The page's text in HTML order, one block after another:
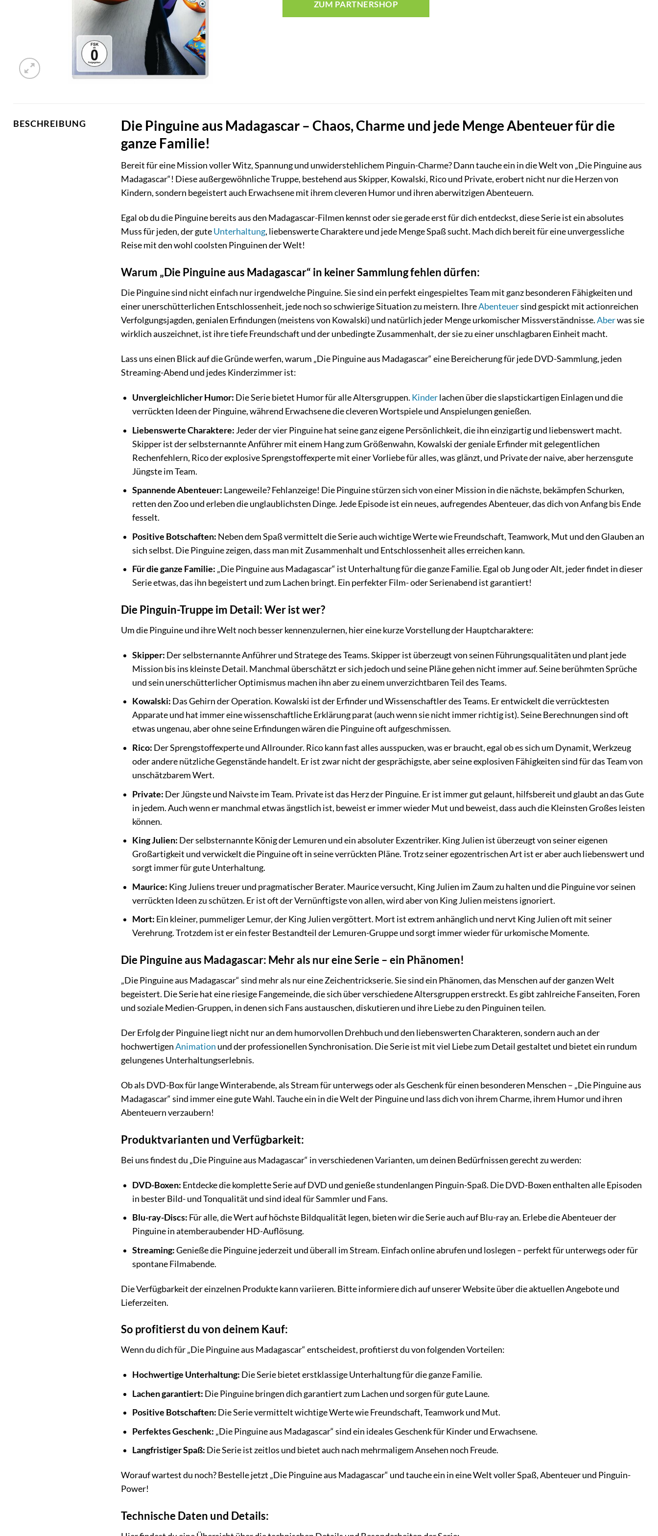
ZUM PARTNERSHOP
BESCHREIBUNG
Die Pinguine aus Madagascar – Chaos, Charme und jede Menge Abenteuer für die
ganze Familie!
Bereit für eine Mission voller Witz, Spannung und unwiderstehlichem Pinguin-Charme? Dann tauche ein in die Welt von „Die Pinguine aus
Madagascar“! Diese außergewöhnliche Truppe, bestehend aus Skipper, Kowalski, Rico und Private, erobert nicht nur die Herzen von
Kindern, sondern begeistert auch Erwachsene mit ihrem cleveren Humor und ihren aberwitzigen Abenteuern.
Egal ob du die Pinguine bereits aus den Madagascar-Filmen kennst oder sie gerade erst für dich entdeckst, diese Serie ist ein absolutes
Muss für jeden, der guteUnterhaltung, liebenswerte Charaktere und jede Menge Spaß sucht. Mach dich bereit für eine unvergessliche
Reise mit den wohl coolsten Pinguinen der Welt!
Warum „Die Pinguine aus Madagascar“ in keiner Sammlung fehlen dürfen:
Die Pinguine sind nicht einfach nur irgendwelche Pinguine. Sie sind ein perfekt eingespieltes Team mit ganz besonderen Fähigkeiten und
einer unerschütterlichen Entschlossenheit, jede noch so schwierige Situation zu meistern. IhreAbenteuersind gespickt mit actionreichen
Verfolgungsjagden, genialen Erfindungen (meistens von Kowalski) und natürlich jeder Menge urkomischer Missverständnisse.Aberwas sie
wirklich auszeichnet, ist ihre tiefe Freundschaft und der unbedingte Zusammenhalt, der sie zu einer unschlagbaren Einheit macht.
Lass uns einen Blick auf die Gründe werfen, warum „Die Pinguine aus Madagascar“ eine Bereicherung für jede DVD-Sammlung, jeden
Streaming-Abend und jedes Kinderzimmer ist:
Unvergleichlicher Humor: Die Serie bietet Humor für alle Altersgruppen. Kinderlachen über die slapstickartigen Einlagen und die
verrückten Ideen der Pinguine, während Erwachsene die cleveren Wortspiele und Anspielungen genießen.
Liebenswerte Charaktere: Jeder der vier Pinguine hat seine ganz eigene Persönlichkeit, die ihn einzigartig und liebenswert macht.
Skipper ist der selbsternannte Anführer mit einem Hang zum Größenwahn, Kowalski der geniale Erfinder mit gelegentlichen
Rechenfehlern, Rico der explosive Sprengstoffexperte mit einer Vorliebe für alles, was glänzt, und Private der naive, aber herzensgute
Jüngste im Team.
Spannende Abenteuer: Langeweile? Fehlanzeige! Die Pinguine stürzen sich von einer Mission in die nächste, bekämpfen Schurken,
retten den Zoo und erleben die unglaublichsten Dinge. Jede Episode ist ein neues, aufregendes Abenteuer, das dich von Anfang bis Ende
fesselt.
Positive Botschaften: Neben dem Spaß vermittelt die Serie auch wichtige Werte wie Freundschaft, Teamwork, Mut und den Glauben an
sich selbst. Die Pinguine zeigen, dass man mit Zusammenhalt und Entschlossenheit alles erreichen kann.
Für die ganze Familie: „Die Pinguine aus Madagascar“ ist Unterhaltung für die ganze Familie. Egal ob Jung oder Alt, jeder findet in dieser
Serie etwas, das ihn begeistert und zum Lachen bringt. Ein perfekter Film- oder Serienabend ist garantiert!
Die Pinguin-Truppe im Detail: Wer ist wer?
Um die Pinguine und ihre Welt noch besser kennenzulernen, hier eine kurze Vorstellung der Hauptcharaktere:
Skipper: Der selbsternannte Anführer und Stratege des Teams. Skipper ist überzeugt von seinen Führungsqualitäten und plant jede
Mission bis ins kleinste Detail. Manchmal überschätzt er sich jedoch und seine Pläne gehen nicht immer auf. Seine berühmten Sprüche
und sein unerschütterlicher Optimismus machen ihn aber zu einem unverzichtbaren Teil des Teams.
Kowalski: Das Gehirn der Operation. Kowalski ist der Erfinder und Wissenschaftler des Teams. Er entwickelt die verrücktesten
Apparate und hat immer eine wissenschaftliche Erklärung parat (auch wenn sie nicht immer richtig ist). Seine Berechnungen sind oft
etwas ungenau, aber ohne seine Erfindungen wären die Pinguine oft aufgeschmissen.
Rico: Der Sprengstoffexperte und Allrounder. Rico kann fast alles ausspucken, was er braucht, egal ob es sich um Dynamit, Werkzeug
oder andere nützliche Gegenstände handelt. Er ist zwar nicht der gesprächigste, aber seine explosiven Fähigkeiten sind für das Team von
unschätzbarem Wert.
Private: Der Jüngste und Naivste im Team. Private ist das Herz der Pinguine. Er ist immer gut gelaunt, hilfsbereit und glaubt an das Gute
in jedem. Auch wenn er manchmal etwas ängstlich ist, beweist er immer wieder Mut und beweist, dass auch die Kleinsten Großes leisten
können.
King Julien: Der selbsternannte König der Lemuren und ein absoluter Exzentriker. King Julien ist überzeugt von seiner eigenen
Großartigkeit und verwickelt die Pinguine oft in seine verrückten Pläne. Trotz seiner egozentrischen Art ist er aber auch liebenswert und
sorgt immer für gute Unterhaltung.
Maurice: King Juliens treuer und pragmatischer Berater. Maurice versucht, King Julien im Zaum zu halten und die Pinguine vor seinen
verrückten Ideen zu schützen. Er ist oft der Vernünftigste von allen, wird aber von King Julien meistens ignoriert.
Mort: Ein kleiner, pummeliger Lemur, der King Julien vergöttert. Mort ist extrem anhänglich und nervt King Julien oft mit seiner
Verehrung. Trotzdem ist er ein fester Bestandteil der Lemuren-Gruppe und sorgt immer wieder für urkomische Momente.
Die Pinguine aus Madagascar: Mehr als nur eine Serie – ein Phänomen!
„Die Pinguine aus Madagascar“ sind mehr als nur eine Zeichentrickserie. Sie sind ein Phänomen, das Menschen auf der ganzen Welt
begeistert. Die Serie hat eine riesige Fangemeinde, die sich über verschiedene Altersgruppen erstreckt. Es gibt zahlreiche Fanseiten, Foren
und soziale Medien-Gruppen, in denen sich Fans austauschen, diskutieren und ihre Liebe zu den Pinguinen teilen.
Der Erfolg der Pinguine liegt nicht nur an dem humorvollen Drehbuch und den liebenswerten Charakteren, sondern auch an der
hochwertigenAnimation und der professionellen Synchronisation. Die Serie ist mit viel Liebe zum Detail gestaltet und bietet ein rundum
gelungenes Unterhaltungserlebnis.
Ob als DVD-Box für lange Winterabende, als Stream für unterwegs oder als Geschenk für einen besonderen Menschen – „Die Pinguine aus
Madagascar“ sind immer eine gute Wahl. Tauche ein in die Welt der Pinguine und lass dich von ihrem Charme, ihrem Humor und ihren
Abenteuern verzaubern!
Produktvarianten und Verfügbarkeit:
Bei uns findest du „Die Pinguine aus Madagascar“ in verschiedenen Varianten, um deinen Bedürfnissen gerecht zu werden:
DVD-Boxen: Entdecke die komplette Serie auf DVD und genieße stundenlangen Pinguin-Spaß. Die DVD-Boxen enthalten alle Episoden
in bester Bild- und Tonqualität und sind ideal für Sammler und Fans.
Blu-ray-Discs: Für alle, die Wert auf höchste Bildqualität legen, bieten wir die Serie auch auf Blu-ray an. Erlebe die Abenteuer der
Pinguine in atemberaubender HD-Auflösung.
Streaming:Genieße die Pinguine jederzeit und überall im Stream. Einfach online abrufen und loslegen – perfekt für unterwegs oder für
spontane Filmabende.
Die Verfügbarkeit der einzelnen Produkte kann variieren. Bitte informiere dich auf unserer Website über die aktuellen Angebote und
Lieferzeiten.
So profitierst du von deinem Kauf:
Wenn du dich für „Die Pinguine aus Madagascar“ entscheidest, profitierst du von folgenden Vorteilen:
Hochwertige Unterhaltung: Die Serie bietet erstklassige Unterhaltung für die ganze Familie.
Lachen garantiert: Die Pinguine bringen dich garantiert zum Lachen und sorgen für gute Laune.
Positive Botschaften: Die Serie vermittelt wichtige Werte wie Freundschaft, Teamwork und Mut.
Perfektes Geschenk: „Die Pinguine aus Madagascar“ sind ein ideales Geschenk für Kinder und Erwachsene.
Langfristiger Spaß: Die Serie ist zeitlos und bietet auch nach mehrmaligem Ansehen noch Freude.
Worauf wartest du noch? Bestelle jetzt „Die Pinguine aus Madagascar“ und tauche ein in eine Welt voller Spaß, Abenteuer und Pinguin-
Power!
Technische Daten und Details: